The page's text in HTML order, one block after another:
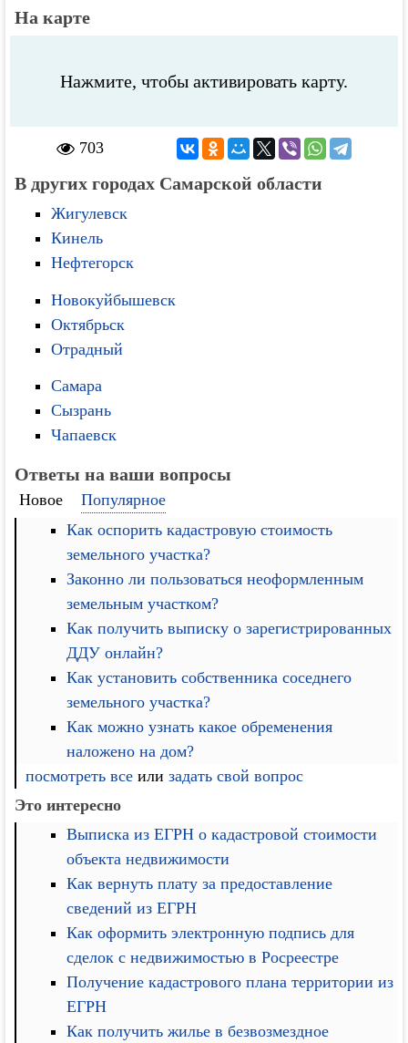
На карте
Нажмите, чтобы активировать карту.
703
В других городах Самарской области
Жигулевск
Кинель
Нефтегорск
Новокуйбышевск
Октябрьск
Отрадный
Самара
Сызрань
Чапаевск
Ответы на ваши вопросы
Новое
Популярное
Как оспорить кадастровую стоимость
земельного участка?
Законно ли пользоваться неоформленным
земельным участком?
Как получить выписку о зарегистрированных
ДДУ онлайн?
Как установить собственника соседнего
земельного участка?
Как можно узнать какое обременения
наложено на дом?
посмотреть все илизадать свой вопрос
Это интересно
Выписка из ЕГРН о кадастровой стоимости
объекта недвижимости
Как вернуть плату за предоставление
сведений из ЕГРН
Как оформить электронную подпись для
сделок с недвижимостью в Росреестре
Получение кадастрового плана территории из
ЕГРН
Как получить жилье в безвозмездное